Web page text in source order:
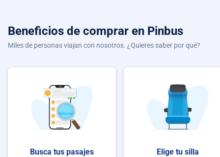
Beneficios de comprar en Pinbus
Miles de personas viajan con nosotros. ¿Quieres saber por qué?
Busca tus pasajes Elige tu silla